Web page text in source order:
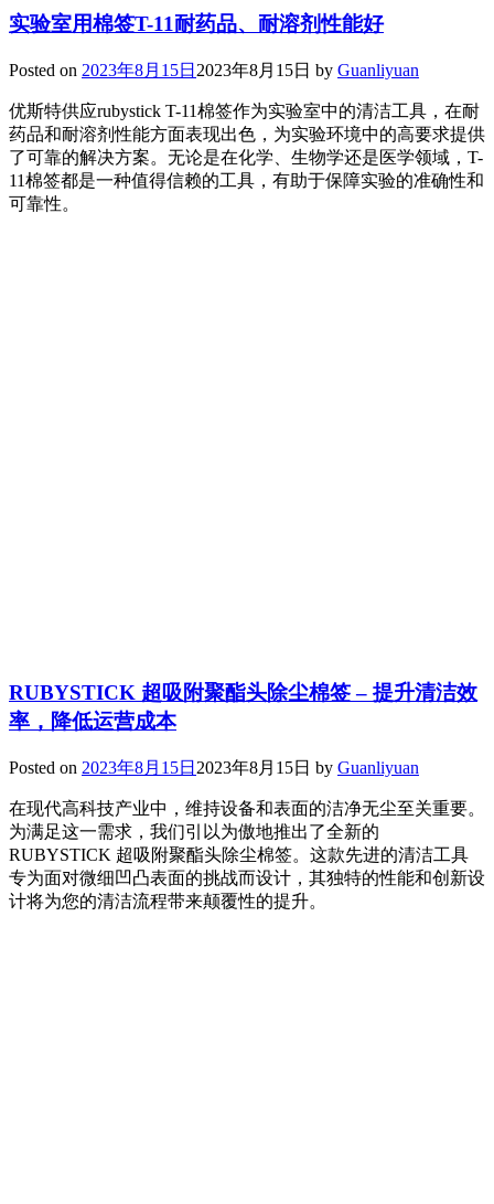
实验室用棉签T-11耐药品、耐溶剂性能好
Posted on 2023年8月15日 2023年8月15日 by Guanliyuan
优斯特供应rubystick T-11棉签作为实验室中的清洁工具，在耐
药品和耐溶剂性能方面表现出色，为实验环境中的高要求提供
了可靠的解决方案。无论是在化学、生物学还是医学领域，T-
11棉签都是一种值得信赖的工具，有助于保障实验的准确性和
可靠性。
RUBYSTICK 超吸附聚酯头除尘棉签 – 提升清洁效
率，降低运营成本
Posted on 2023年8月15日 2023年8月15日 by Guanliyuan
在现代高科技产业中，维持设备和表面的洁净无尘至关重要。
为满足这一需求，我们引以为傲地推出了全新的
RUBYSTICK 超吸附聚酯头除尘棉签。这款先进的清洁工具
专为面对微细凹凸表面的挑战而设计，其独特的性能和创新设
计将为您的清洁流程带来颠覆性的提升。